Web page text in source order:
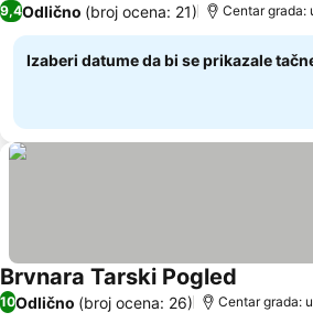
9,4Odlično (broj ocena: 21) Centar grada:
Izaberi datume da bi se prikazale
Brvnara Tarski Pogled
10Odlično (broj ocena: 26) Centar grada: